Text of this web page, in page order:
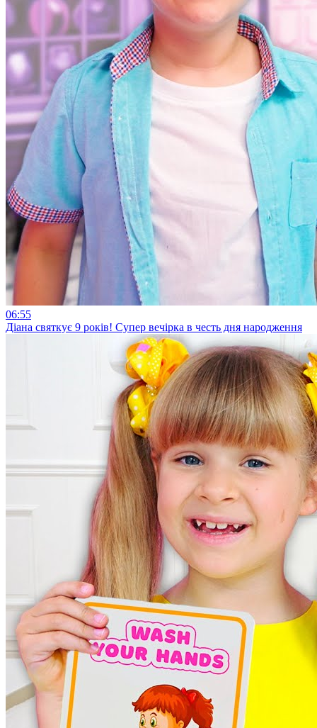
06:55
Діана святкує 9 років! Супер вечірка в честь дня народження